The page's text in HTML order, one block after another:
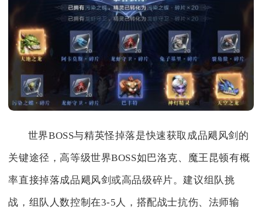
世界BOSS与精英怪掉落是快速获取成品飓风剑的
关键途径，高等级世界BOSS如巴洛克、魔王昆顿有概
率直接掉落成品飓风剑或高品级碎片。建议组队挑
战，组队人数控制在3-5人，搭配战士抗伤、法师输